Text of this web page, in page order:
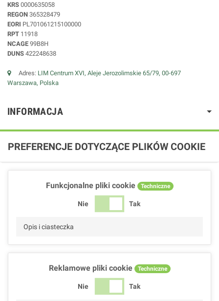
KRS 0000635058
REGON 365328479
EORI PL701061215100000
RPT 11918
NCAGE 99B8H
DUNS 422248638
Adres: LIM Centrum XVI, Aleje Jerozolimskie 65/79, 00-697
Warszawa, Polska
INFORMACJA
PREFERENCJE DOTYCZĄCE PLIKÓW COOKIE
Funkcjonalne pliki cookie Techniczne
Nie Tak
Opis i ciasteczka
Reklamowe pliki cookie Techniczne
Nie Tak